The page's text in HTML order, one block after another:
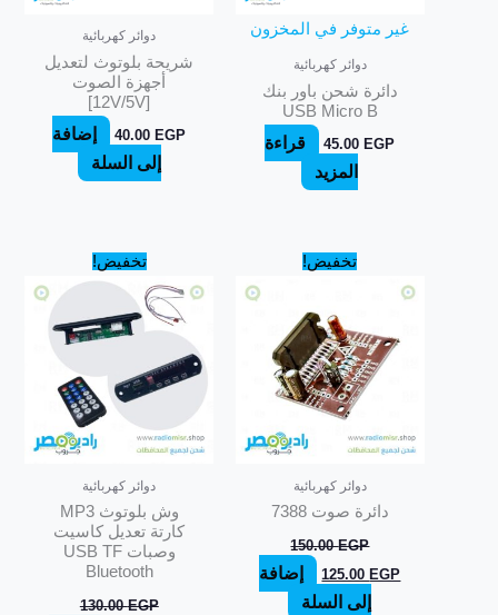
غير متوفر في المخزون
دوائر كهربائية
دائرة شحن باور بنك
USB Micro B
45.00 EGP
قراءة
المزيد
دوائر كهربائية
شريحة بلوتوث لتعديل
أجهزة الصوت
[12V/5V]
40.00 EGP
إضافة
إلى السلة
تخفيض!
دوائر كهربائية
دائرة صوت 7388
150.00EGP
هو:
125.00EGP
السعر
الحالي
125.00 EGP.
إضافة
إلى السلة
تخفيض!
دوائر كهربائية
وش بلوتوث MP3
كارتة تعديل كاسيت
وصبات USB TF
Bluetooth
130.00EGP
هو:
130.00 EGP.
السعر
الحالي